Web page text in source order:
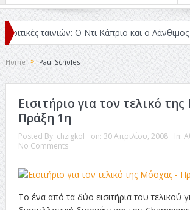
ταινιών: Ο Ντι Κάπριο και ο Λάνθιμος
Home Paul Scholes
Εισιτήριο για τον τελικό
Πράξη 1η
Posted By: chzigkol on: 30 Απριλίου, 2008 In:
No Comments
Το ένα από τα δύο εισιτήρια του τελικού